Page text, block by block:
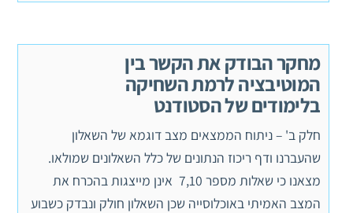
מחקר הבודק את הקשר בין
המוטיבציה לרמת השחיקה
בלימודים של הסטודנט
חלק ב' – ניתוח הממצאים מצב דוגמא של השאלון
שהעברנו ודף ריכוז הנתונים של כלל השאלונים שמולאו.
מצאנו כי שאלות מספר 7,10 אינן מייצגות בהכרח את
המצב האמיתי באוכלוסייה שכן השאלון חולק ונבדק כשבוע